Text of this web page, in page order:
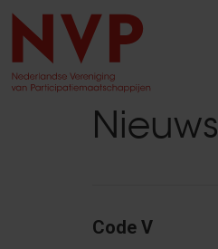
Nieuws
Code V